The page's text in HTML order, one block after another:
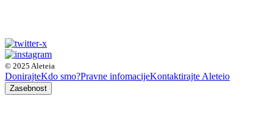
© 2025 Aleteia
DonirajteKdo smo?Pravne infomacijeKontaktirajte Aleteio
Zasebnost